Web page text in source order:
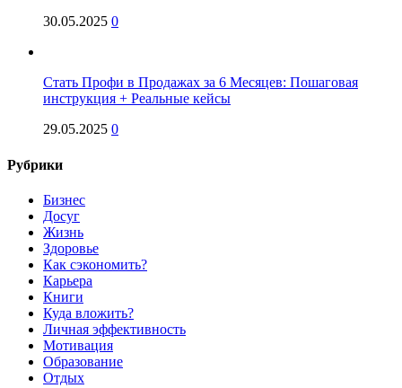
30.05.2025 0
Стать Профи в Продажах за 6 Месяцев: Пошаговая
инструкция + Реальные кейсы
29.05.2025 0
Рубрики
Бизнес
Досуг
Жизнь
Здоровье
Как сэкономить?
Карьера
Книги
Куда вложить?
Личная эффективность
Мотивация
Образование
Отдых